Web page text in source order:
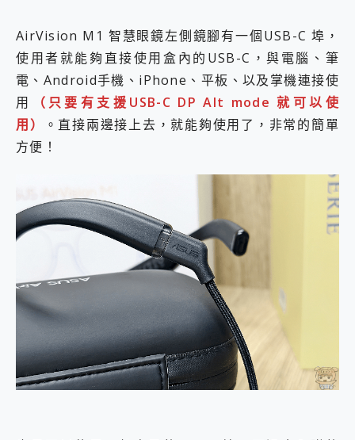
AirVision M1 智慧眼鏡左側鏡腳有一個USB-C 埠，
使用者就能夠直接使用盒內的USB-C，與電腦、筆
電、Android手機、iPhone、平板、以及掌機連接使
用
（只要有支援USB-C DP Alt mode 就可以使
用）
。直接兩邊接上去，就能夠使用了，非常的簡單
方便！